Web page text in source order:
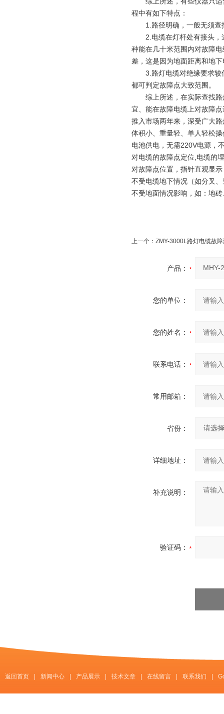
程中有如下特点：
1.路径明确，一般无须查
2.电缆在灯杆处有接头，
种能在几十米范围内对故障
差，这是因为地面距离和地
3.路灯电缆对绝缘要求较
都可判定故障点大致范围。
综上所述，在实际查找路
宜、能在故障电缆上对故障
推入市场两年来，深受广大
体积小、重量轻、单人轻松操
电池供电，无需220V电源，
对电缆的故障点定位,电缆的
对故障点位置，指针直观显
不受电缆地下情况（如分叉
不受地面情况影响，如：地
上一个： ZMY-3000L路灯电缆故
产品：
您的单位：
您的姓名：
联系电话：
常用邮箱：
省份：
详细地址：
补充说明：
验证码：
返回首页 新闻中心 产品展示 技术文章 在线留言 联系我们